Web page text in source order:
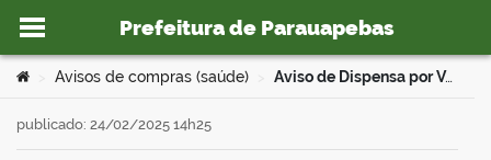
Ir para o conteúdo
Prefeitura de Parauapebas
Você está aqui:
Avisos de compras (saúde) Aviso de Dispensa por Valor 05/2025
publicado: 24/02/2025 14h25